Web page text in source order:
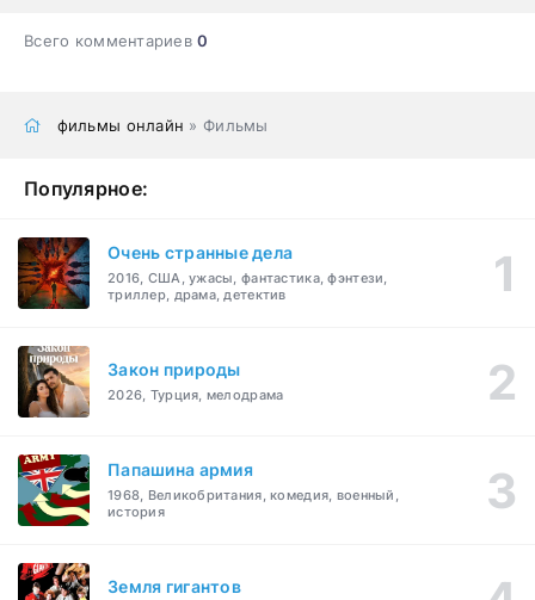
Всего комментариев0
фильмы онлайн » Фильмы
Популярное:
Очень странные дела
2016, США, ужасы, фантастика, фэнтези,
триллер, драма, детектив
Закон природы
2026, Турция, мелодрама
Папашина армия
1968, Великобритания, комедия, военный,
история
Земля гигантов